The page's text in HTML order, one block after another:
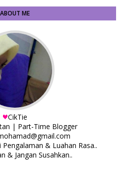
ABOUT ME
CikTie
| Part-Time Blogger
Pengalaman & Luahan Rasa..
& Jangan Susahkan..